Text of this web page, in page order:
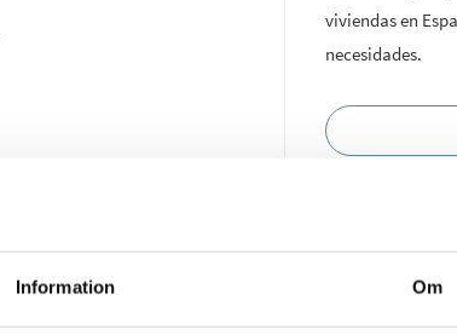
Information Om
viviendas en
necesidades.